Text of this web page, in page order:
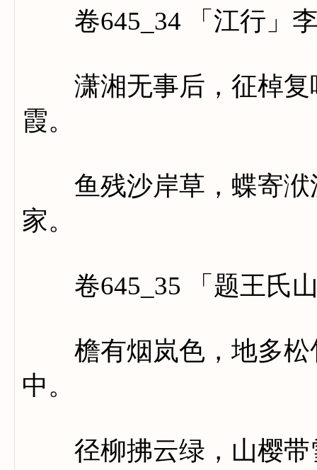
卷645_34 「江行」
潇湘无事后，征棹复
霞。
鱼残沙岸草，蝶寄洑
家。
卷645_35 「题王氏山
檐有烟岚色，地多松
中。
径柳拂云绿，山樱带